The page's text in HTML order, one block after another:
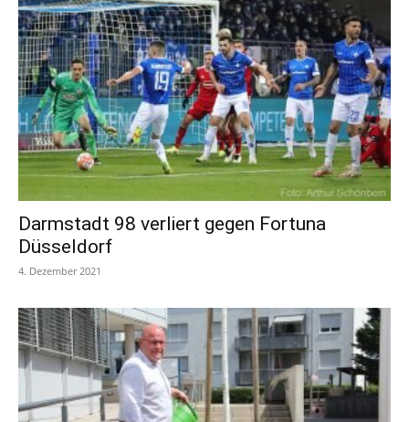
Darmstadt 98 verliert gegen Fortuna
Düsseldorf
4. Dezember 2021